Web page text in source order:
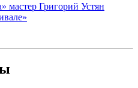
мастер Григорий Устян